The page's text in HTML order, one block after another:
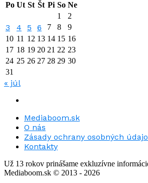
Po Ut St Št Pi So Ne
1
2
3 4 5 6 7 8
9
10 11 12 13 14 15 16
17 18 19 20 21 22 23
24 25 26 27 28 29 30
31
« júl
Mediaboom.sk
O nás
Zásady ochrany osobných
Kontakty
Už 13 rokov prinášame exkluzívne
Mediaboom.sk © 2013 - 2026